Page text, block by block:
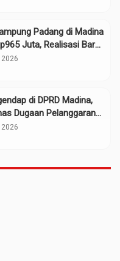
Padang di Madina
Juta, Realisasi Baru
di DPRD Madina,
Dugaan Pelanggaran